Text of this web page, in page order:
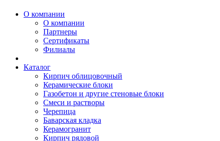
О компании
О компании
Партнеры
Сертификаты
Филиалы
Каталог
Кирпич облицовочный
Керамические блоки
Газобетон и другие стеновые блоки
Смеси и растворы
Черепица
Баварская кладка
Керамогранит
Кирпич рядовой